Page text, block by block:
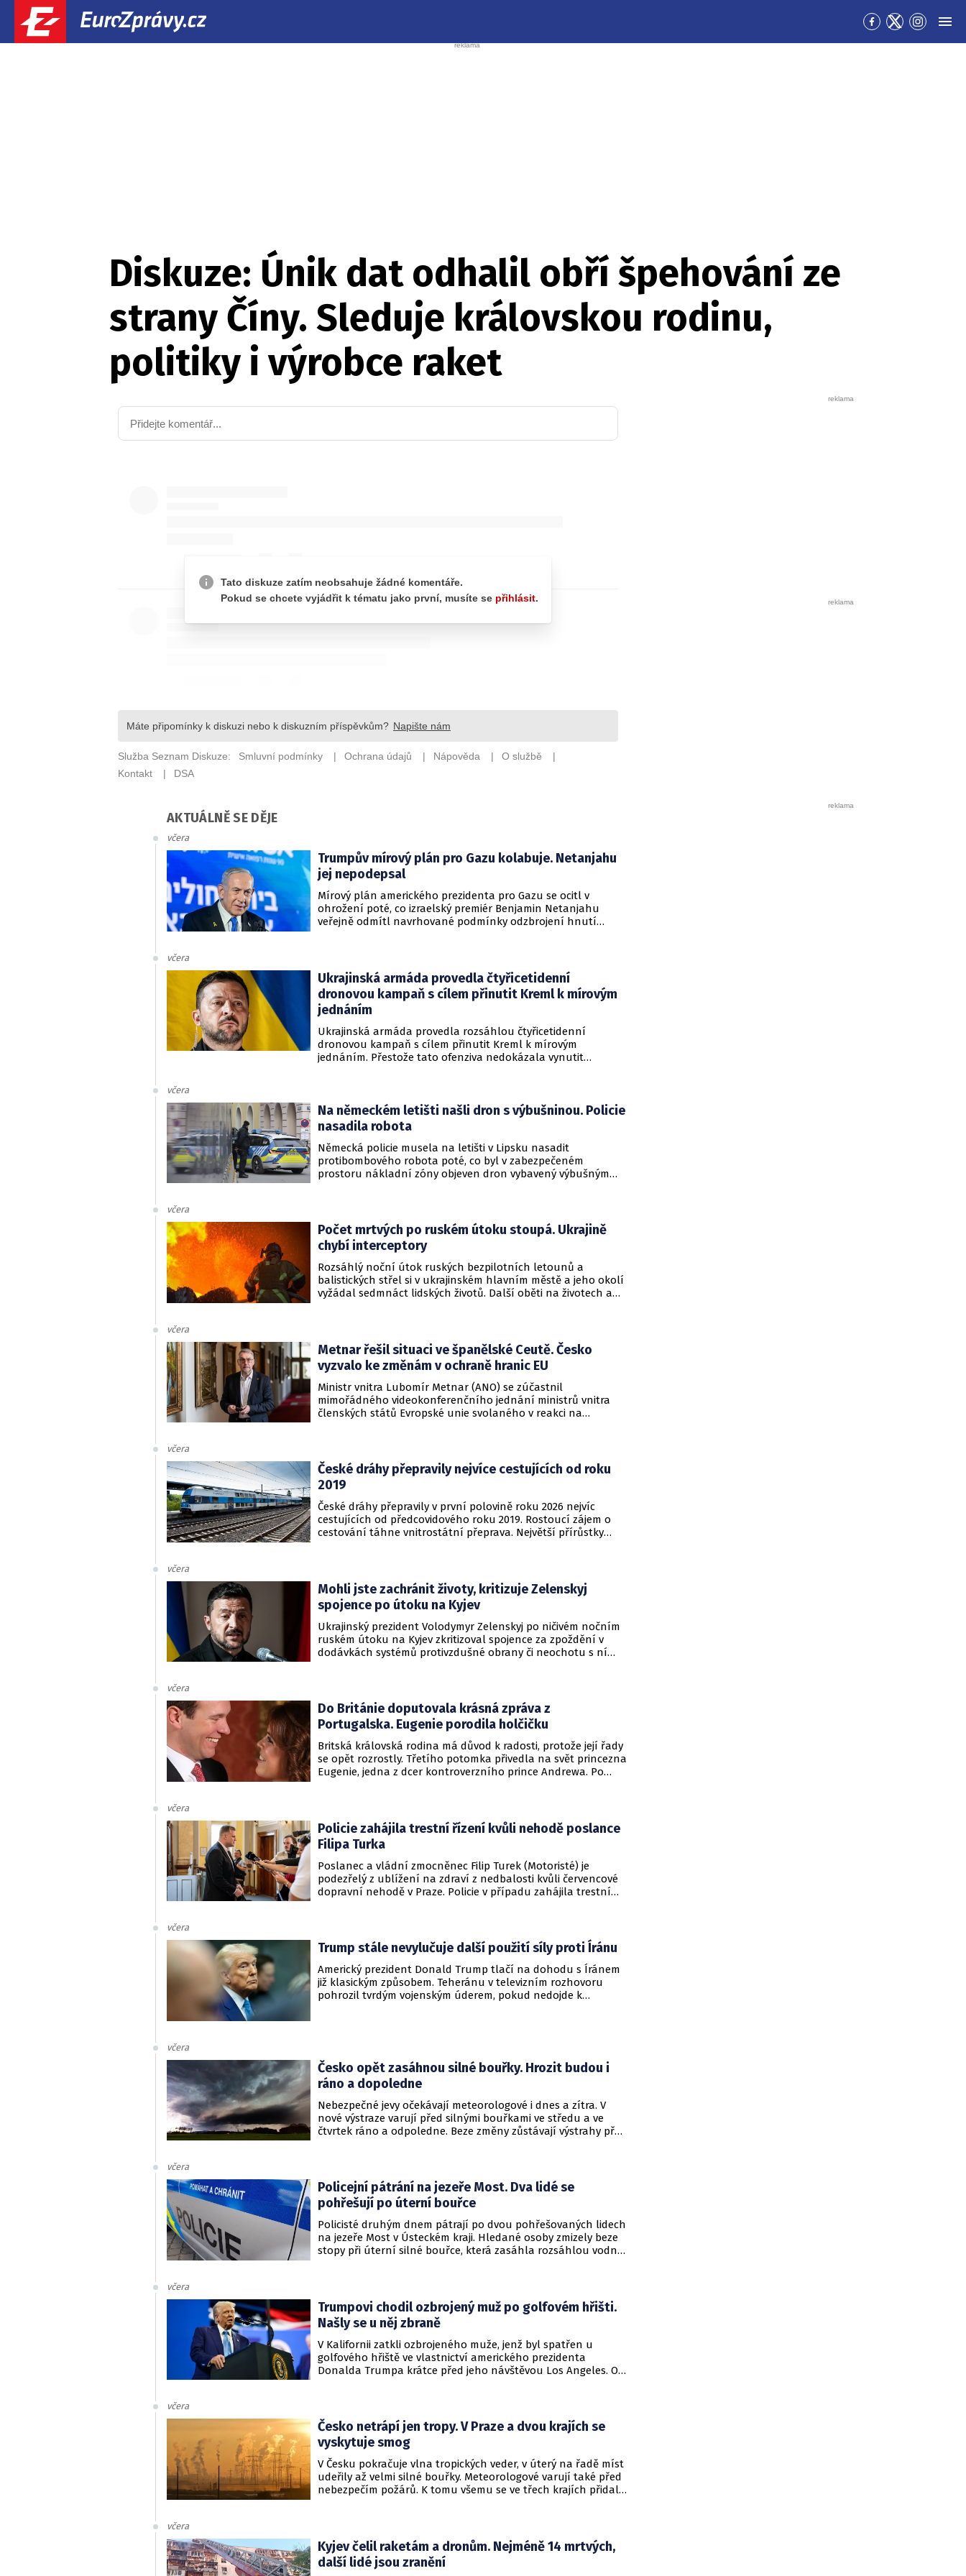
Přejít
na
Přejít
na
Přejít
na
Diskuze: Únik dat odhalil obří špehování ze
strany Číny. Sleduje královskou rodinu,
politiky i výrobce raket
AKTUÁLNĚ SE DĚJE
včera
Trumpův mírový plán pro Gazu kolabuje. Netanjahu
jej nepodepsal
Mírový plán amerického prezidenta pro Gazu se ocitl v
ohrožení poté, co izraelský premiér Benjamin Netanjahu
veřejně odmítl navrhované podmínky odzbrojení hnutí
včera
Ukrajinská armáda provedla čtyřicetidenní
dronovou kampaň s cílem přinutit Kreml k mírovým
jednáním
Ukrajinská armáda provedla rozsáhlou čtyřicetidenní
dronovou kampaň s cílem přinutit Kreml k mírovým
jednáním. Přestože tato ofenziva nedokázala vynutit
včera
Na německém letišti našli dron s výbušninou. Policie
nasadila robota
Německá policie musela na letišti v Lipsku nasadit
protibombového robota poté, co byl v zabezpečeném
prostoru nákladní zóny objeven dron vybavený výbušným
včera
Počet mrtvých po ruském útoku stoupá. Ukrajině
chybí interceptory
Rozsáhlý noční útok ruských bezpilotních letounů a
balistických střel si v ukrajinském hlavním městě a jeho okolí
vyžádal sedmnáct lidských životů. Další oběti na životech a
včera
Metnar řešil situaci ve španělské Ceutě. Česko
vyzvalo ke změnám v ochraně hranic EU
Ministr vnitra Lubomír Metnar (ANO) se zúčastnil
mimořádného videokonferenčního jednání ministrů vnitra
členských států Evropské unie svolaného v reakci na
včera
České dráhy přepravily nejvíce cestujících od roku
2019
České dráhy přepravily v první polovině roku 2026 nejvíc
cestujících od předcovidového roku 2019. Rostoucí zájem o
cestování táhne vnitrostátní přeprava. Největší přírůstky
individuálním motorismem.
včera
Mohli jste zachránit životy, kritizuje Zelenskyj
spojence po útoku na Kyjev
Ukrajinský prezident Volodymyr Zelenskyj po ničivém nočním
ruském útoku na Kyjev zkritizoval spojence za zpoždění v
dodávkách systémů protivzdušné obrany či neochotu s ní
včera
Do Británie doputovala krásná zpráva z
Portugalska. Eugenie porodila holčičku
Britská královská rodina má důvod k radosti, protože její řady
se opět rozrostly. Třetího potomka přivedla na svět princezna
Eugenie, jedna z dcer kontroverzního prince Andrewa. Po
včera
Policie zahájila trestní řízení kvůli nehodě poslance
Filipa Turka
Poslanec a vládní zmocněnec Filip Turek (Motoristé) je
podezřelý z ublížení na zdraví z nedbalosti kvůli červencové
dopravní nehodě v Praze. Policie v případu zahájila trestní
včera
Trump stále nevylučuje další použití síly proti Íránu
Americký prezident Donald Trump tlačí na dohodu s Íránem
již klasickým způsobem. Teheránu v televizním rozhovoru
pohrozil tvrdým vojenským úderem, pokud nedojde k
včera
Česko opět zasáhnou silné bouřky. Hrozit budou i
ráno a dopoledne
Nebezpečné jevy očekávají meteorologové i dnes a zítra. V
nové výstraze varují před silnými bouřkami ve středu a ve
čtvrtek ráno a odpoledne. Beze změny zůstávají výstrahy před
včera
Policejní pátrání na jezeře Most. Dva lidé se
pohřešují po úterní bouřce
Policisté druhým dnem pátrají po dvou pohřešovaných lidech
na jezeře Most v Ústeckém kraji. Hledané osoby zmizely beze
stopy při úterní silné bouřce, která zasáhla rozsáhlou vodní
včera
Trumpovi chodil ozbrojený muž po golfovém hřišti.
Našly se u něj zbraně
V Kalifornii zatkli ozbrojeného muže, jenž byl spatřen u
golfového hřiště ve vlastnictví amerického prezidenta
Donalda Trumpa krátce před jeho návštěvou Los Angeles. O
včera
Česko netrápí jen tropy. V Praze a dvou krajích se
vyskytuje smog
V Česku pokračuje vlna tropických veder, v úterý na řadě míst
udeřily až velmi silné bouřky. Meteorologové varují také před
nebezpečím požárů. K tomu všemu se ve třech krajích přidal
včera
Kyjev čelil raketám a dronům. Nejméně 14 mrtvých,
další lidé jsou zranění